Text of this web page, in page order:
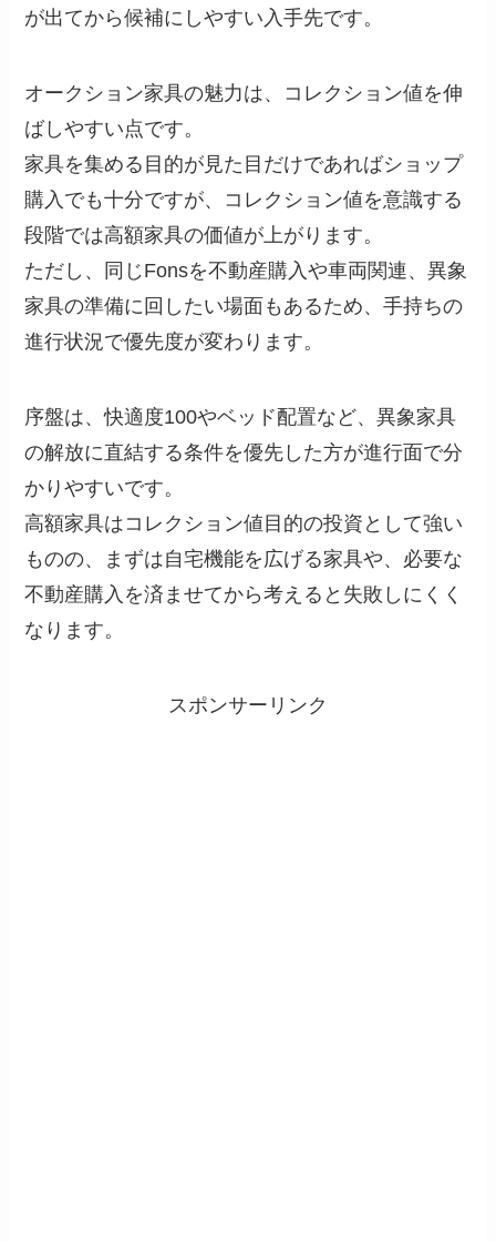
が出てから候補にしやすい入手先です。
オークション家具の魅力は、コレクション値を伸
ばしやすい点です。
家具を集める目的が見た目だけであればショップ
購入でも十分ですが、コレクション値を意識する
段階では高額家具の価値が上がります。
ただし、同じFonsを不動産購入や車両関連、異象
家具の準備に回したい場面もあるため、手持ちの
進行状況で優先度が変わります。
序盤は、快適度100やベッド配置など、異象家具
の解放に直結する条件を優先した方が進行面で分
かりやすいです。
高額家具はコレクション値目的の投資として強い
ものの、まずは自宅機能を広げる家具や、必要な
不動産購入を済ませてから考えると失敗しにくく
なります。
スポンサーリンク